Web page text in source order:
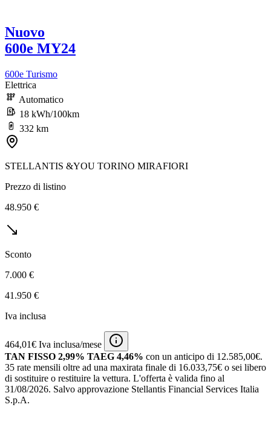
Nuovo
600e MY24
600e Turismo
Elettrica
Automatico
18 kWh/100km
332 km
STELLANTIS &YOU TORINO MIRAFIORI
Prezzo di listino
48.950 €
Sconto
7.000 €
41.950 €
Iva inclusa
464,01€ Iva inclusa/mese
TAN FISSO 2,99% TAEG 4,46% con un anticipo di 12.585,00€.
35 rate mensili oltre ad una maxirata finale di 16.033,75€ o sei libero
di sostituire o restituire la vettura. L'offerta è valida fino al
31/08/2026. Salvo approvazione Stellantis Financial Services Italia
S.p.A.